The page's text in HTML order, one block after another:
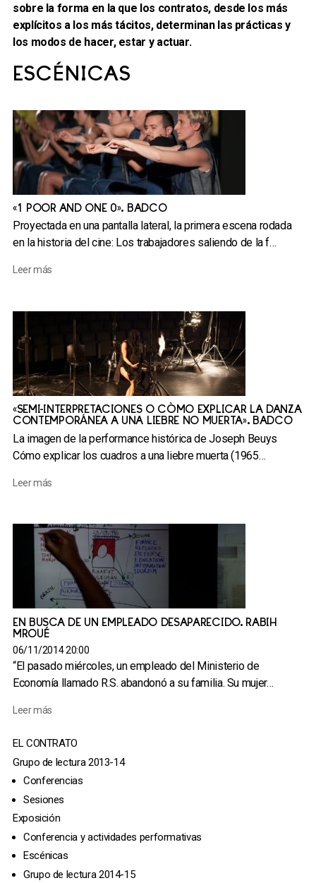
sobre la forma en la que los contratos, desde los más
explícitos a los más tácitos, determinan las prácticas y
los modos de hacer, estar y actuar.
ESCÉNICAS
«1 POOR AND ONE 0». BADCO
Proyectada en una pantalla lateral, la primera escena rodada
en la historia del cine: Los trabajadores saliendo de la f…
Leer más
«SEMI-INTERPRETACIONES O CÓMO EXPLICAR LA DANZA
CONTEMPORÁNEA A UNA LIEBRE NO MUERTA». BADCO
La imagen de la performance histórica de Joseph Beuys
Cómo explicar los cuadros a una liebre muerta (1965…
Leer más
EN BUSCA DE UN EMPLEADO DESAPARECIDO. RABIH
MROUÉ
06/11/2014 20:00
“El pasado miércoles, un empleado del Ministerio de
Economía llamado R.S. abandonó a su familia. Su mujer…
Leer más
EL CONTRATO
Grupo de lectura 2013-14
Conferencias
Sesiones
Exposición
Conferencia y actividades performativas
Escénicas
Grupo de lectura 2014-15